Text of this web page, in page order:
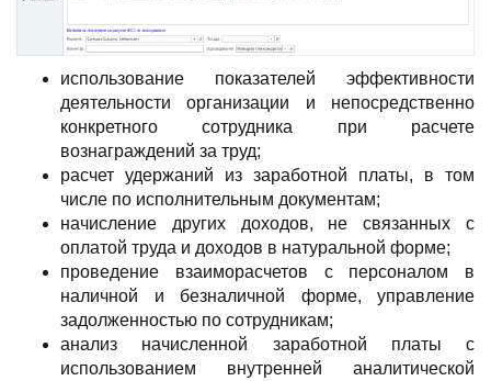
использование показателей эффективности
деятельности организации и непосредственно
конкретного сотрудника при расчете
вознаграждений за труд;
расчет удержаний из заработной платы, в том
числе по исполнительным документам;
начисление других доходов, не связанных с
оплатой труда и доходов в натуральной форме;
проведение взаиморасчетов с персоналом в
наличной и безналичной форме, управление
задолженностью по сотрудникам;
анализ начисленной заработной платы с
использованием внутренней аналитической